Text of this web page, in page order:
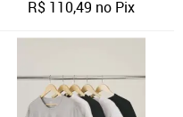
R$ 110,49 no Pix